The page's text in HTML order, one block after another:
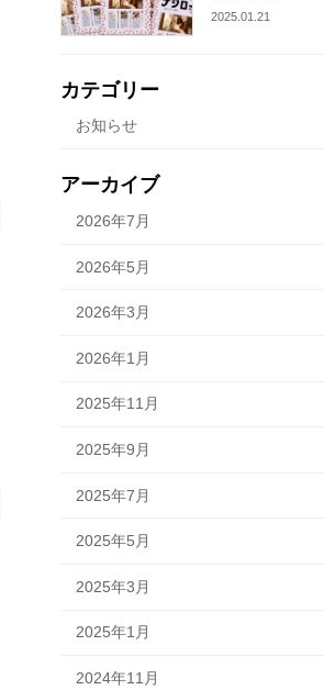
2025.01.21
カテゴリー
お知らせ
アーカイブ
2026年7月
2026年5月
2026年3月
2026年1月
2025年11月
2025年9月
2025年7月
2025年5月
2025年3月
2025年1月
2024年11月